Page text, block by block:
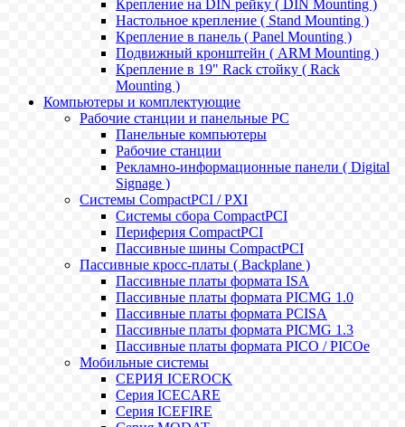
Крепление на DIN рейку ( DIN Mounting )
Настольное крепление ( Stand Mounting )
Крепление в панель ( Panel Mounting )
Подвижный кронштейн ( ARM Mounting )
Крепление в 19" Rack стойку ( Rack
Mounting )
Компьютеры и комплектующие
Рабочие станции и панельные РС
Панельные компьютеры
Рабочие станции
Рекламно-информационные панели ( Digital
Signage )
Системы CompactPCI / PXI
Системы сбора CompactPCI
Периферия CompactPCI
Пассивные шины CompactPCI
Пассивные кросс-платы ( Backplane )
Пассивные платы формата ISA
Пассивные платы формата PICMG 1.0
Пассивные платы формата PCISA
Пассивные платы формата PICMG 1.3
Пассивные платы формата PICO / PICOe
Мобильные системы
СЕРИЯ ICEROCK
Серия ICECARE
Серия ICEFIRE